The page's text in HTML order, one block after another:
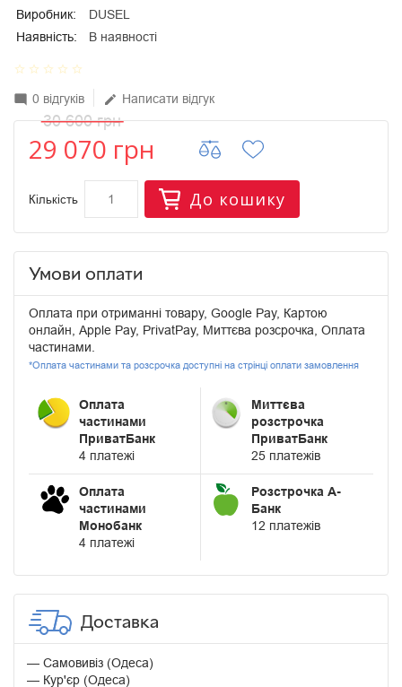
Виробник:
DUSEL
Наявність:
В наявності
star_border star_border star_border star_border star_border
mode_comment 0 відгуків edit Написати відгук
30 600 грн
29 070 грн
Кількість До кошику
Умови оплати
Оплата при отриманні товару, Google Pay, Картою
онлайн, Apple Pay, PrivatPay, Миттєва розсрочка, Оплата
частинами.
*Оплата частинами та розсрочка доступні на стрінці оплати замовлення
Оплата
частинами
ПриватБанк
4 платежі
Миттєва
розстрочка
ПриватБанк
25 платежів
Оплата
частинами
Монобанк
4 платежі
Розстрочка А-
Банк
12 платежів
Доставка
Самовивіз (Одеса)
Кур'єр (Одеса)